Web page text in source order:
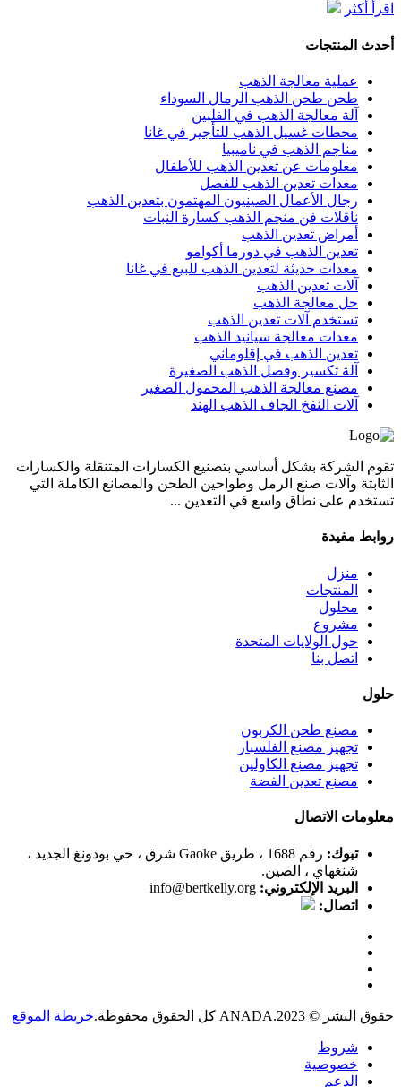
اقرأ أكثر
أحدث المنتجات
عملية معالجة الذهب
طحن طحن الذهب الرمال السوداء
آلة معالجة الذهب في الفلبين
محطات غسيل الذهب للتأجير في غانا
مناجم الذهب في ناميبيا
معلومات عن تعدين الذهب للأطفال
معدات تعدين الذهب للفصل
رجال الأعمال الصينيون المهتمون بتعدين الذهب
ناقلات فن منجم الذهب كسارة النبات
أمراض تعدين الذهب
تعدين الذهب في دورما أكوامو
معدات حديثة لتعدين الذهب للبيع في غانا
آلات تعدين الذهب
حل معالجة الذهب
تستخدم آلات تعدين الذهب
معدات معالجة سيانيد الذهب
تعدين الذهب في إقلوماني
آلة تكسير وفصل الذهب الصغيرة
مصنع معالجة الذهب المحمول الصغير
آلات النفخ الجاف الذهب الهند
تقوم الشركة بشكل أساسي بتصنيع الكسارات المتنقلة والكسارات
الثابتة وآلات صنع الرمل وطواحين الطحن والمصانع الكاملة التي
تستخدم على نطاق واسع في التعدين ...
روابط مفيدة
منزل
المنتجات
محلول
مشروع
حول الولايات المتحدة
اتصل بنا
حلول
مصنع طحن الكربون
تجهيز مصنع الفلسبار
تجهيز مصنع الكاولين
مصنع تعدين الفضة
معلومات الاتصال
تبوك:
رقم 1688 ، طريق Gaoke شرق ، حي بودونغ الجديد ،
شنغهاي ، الصين.
البريد الإلكتروني: info@bertkelly.org
اتصال:
حقوق النشر © 2023.ANADA كل الحقوق محفوظة. خريطة الموقع
شروط
خصوصية
الدعم